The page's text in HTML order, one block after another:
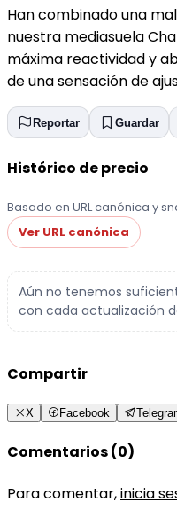
Han combinado una
nuestra mediasuela
máxima reactividad y
de una sensación de
Reportar Guardar
Histórico de precio
Basado en URL canónica y
Ver URL canónica
Aún no tenemos
con cada actualización
Compartir
X Facebook
Comentarios (0)
Para comentar,inicia